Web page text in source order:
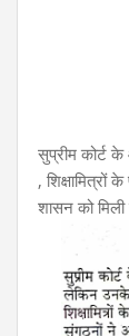
सुप्रीम कोर्ट
,
शासन को